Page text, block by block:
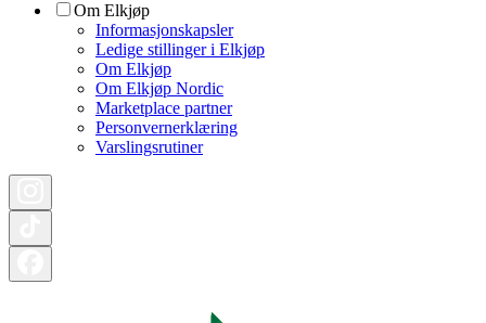
Om Elkjøp
Informasjonskapsler
Ledige stillinger i Elkjøp
Om Elkjøp
Om Elkjøp Nordic
Marketplace partner
Personvernerklæring
Varslingsrutiner